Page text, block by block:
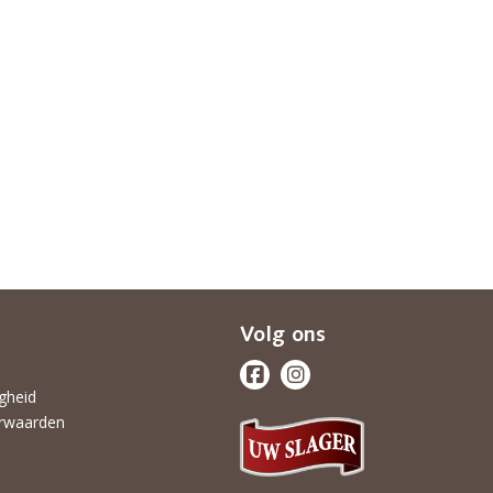
Volg ons